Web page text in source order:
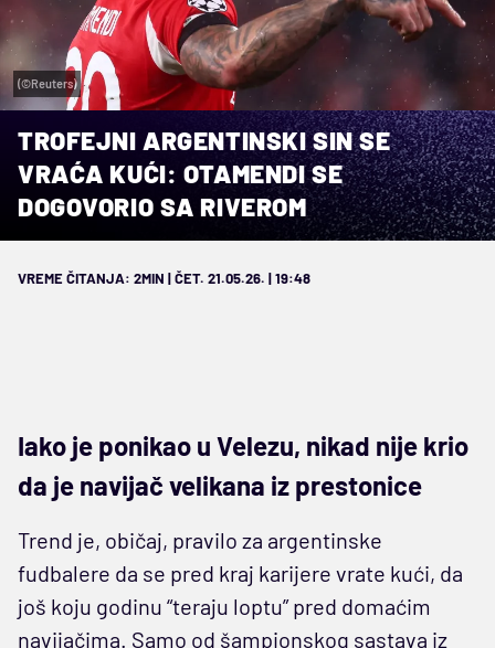
(©Reuters)
TROFEJNI ARGENTINSKI SIN SE
VRAĆA KUĆI: OTAMENDI SE
DOGOVORIO SA RIVEROM
VREME ČITANJA: 2MIN | ČET. 21.05.26. | 19:48
Iako je ponikao u Velezu, nikad nije krio
da je navijač velikana iz prestonice
Trend je, običaj, pravilo za argentinske
fudbalere da se pred kraj karijere vrate kući, da
još koju godinu “teraju loptu” pred domaćim
navijačima. Samo od šampionskog sastava iz